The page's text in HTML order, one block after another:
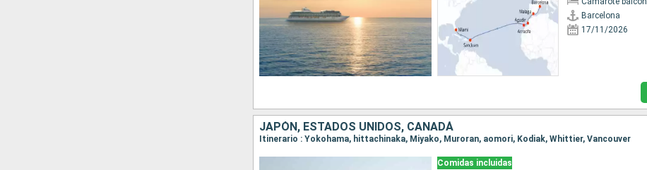
Barcelona
17/11/2026
JAPÓN, ESTADOS UNIDOS, CANADÁ
Itinerario : Yokohama, hittachinaka, Miyako, Muroran, aomori, Kodiak, Whittier, Vancouver
Comidas incluidas